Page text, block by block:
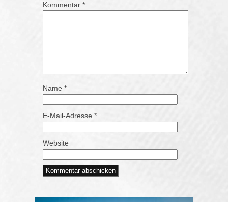
Kommentar *
Name *
E-Mail-Adresse *
Website